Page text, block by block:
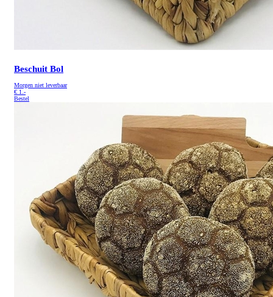
Beschuit Bol
Morgen niet leverbaar
€ 1.-
Bestel